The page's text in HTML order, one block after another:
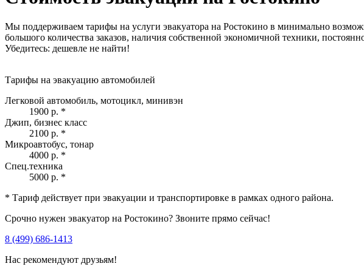
Мы поддерживаем тарифы на услуги эвакуатора на Ростокино в минимально
большого количества заказов, наличия собственной экономичной техники,
Убедитесь: дешевле не найти!
Тарифы на эвакуацию автомобилей
Легковой автомобиль, мотоцикл, минивэн
1900 р. *
Джип, бизнес класс
2100 р. *
Микроавтобус, тонар
4000 р. *
Спец.техника
5000 р. *
* Тариф действует при эвакуации и транспортировке в рамках одного района.
Срочно нужен эвакуатор на Ростокино? Звоните прямо сейчас!
8 (499) 686-1413
Нас рекомендуют друзьям!